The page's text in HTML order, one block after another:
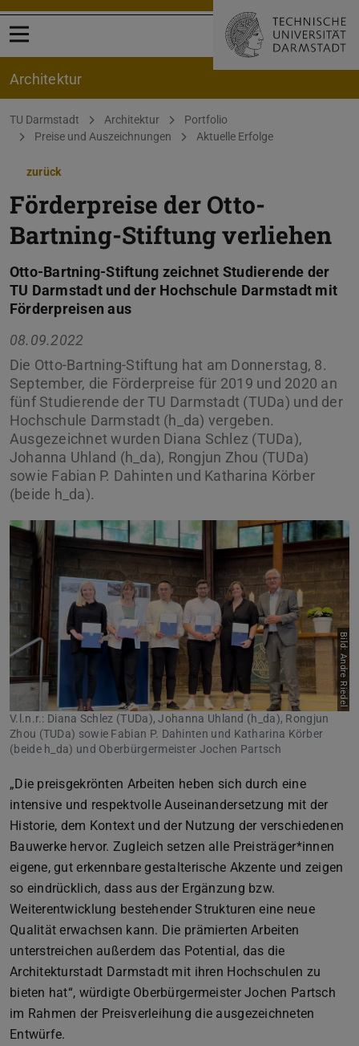
Menü öffnen
Architektur
Sie befinden sich hier:
TU Darmstadt Architektur
Portfolio
Preise und Auszeichnungen
Aktuelle Erfolge
zurück
Förderpreise der Otto-
Bartning-Stiftung verliehen
Otto-Bartning-Stiftung zeichnet Studierende der
TU Darmstadt und der Hochschule Darmstadt mit
Förderpreisen aus
08.09.2022
Die Otto-Bartning-Stiftung hat am Donnerstag, 8.
September, die Förderpreise für 2019 und 2020 an
fünf Studierende der TU Darmstadt (TUDa) und der
Hochschule Darmstadt (h_da) vergeben.
Ausgezeichnet wurden Diana Schlez (TUDa),
Johanna Uhland (h_da), Rongjun Zhou (TUDa)
sowie Fabian P. Dahinten und Katharina Körber
(beide h_da).
Bild: Andre Riedel
V.l.n.r.: Diana Schlez (TUDa), Johanna Uhland (h_da), Rongjun
Zhou (TUDa) sowie Fabian P. Dahinten und Katharina Körber
(beide h_da) und Oberbürgermeister Jochen Partsch
„Die preisgekrönten Arbeiten heben sich durch eine
intensive und respektvolle Auseinandersetzung mit der
Historie, dem Kontext und der Nutzung der verschiedenen
Bauwerke hervor. Zugleich setzen alle Preisträger*innen
eigene, gut erkennbare gestalterische Akzente und zeigen
so eindrücklich, dass aus der Ergänzung bzw.
Weiterentwicklung bestehender Strukturen eine neue
Qualität erwachsen kann. Die prämierten Arbeiten
unterstreichen außerdem das Potential, das die
Architekturstadt Darmstadt mit ihren Hochschulen zu
bieten hat“, würdigte Oberbürgermeister Jochen Partsch
im Rahmen der Preisverleihung die ausgezeichneten
Entwürfe.